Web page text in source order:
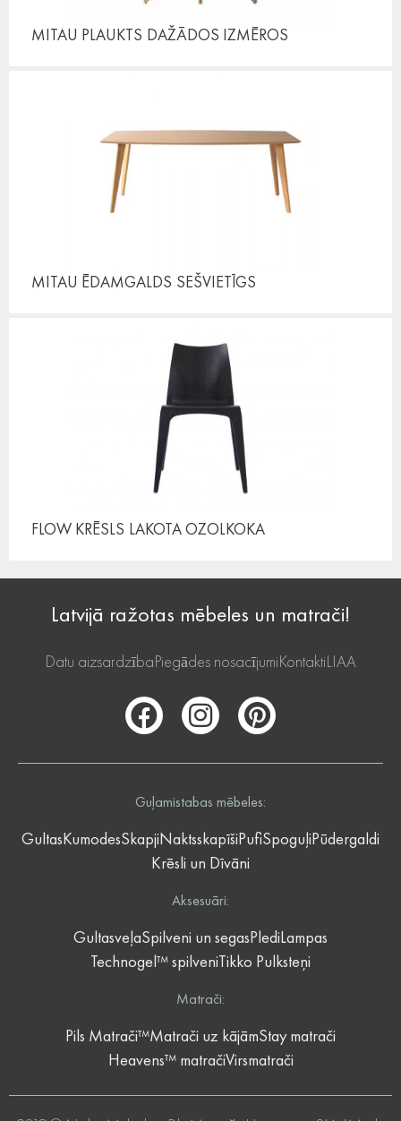
MITAU PLAUKTS DAŽĀDOS IZMĒROS
MITAU ĒDAMGALDS SEŠVIETĪGS
FLOW KRĒSLS LAKOTA OZOLKOKA
Latvijā ražotas mēbeles un matrači!
Datu aizsardzībaPiegādes nosacījumiKontaktiLIAA
Guļamistabas mēbeles:
GultasKumodesSkapjiNaktsskapīšiPufiSpoguļiPūdergaldi
Krēsli un Dīvāni
Aksesuāri:
GultasveļaSpilveni un segasPlediLampas
Technogel™ spilveniTikko Pulksteņi
Matrači:
Pils Matrači™Matrači uz kājāmStay matrači
Heavens™ matračiVirsmatrači